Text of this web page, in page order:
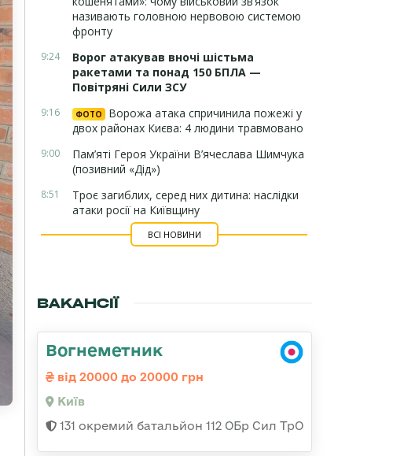
називають головною нервовою системою
фронту
9:24
Ворог атакував вночі шістьма
ракетами та понад 150 БПЛА —
Повітряні Сили ЗСУ
9:16 ФОТО
Ворожа атака спричинила пожежі у
двох районах Києва: 4 людини травмовано
9:00
Пам’яті Героя України В’ячеслава Шимчука
(позивний «Дід»)
8:51
Троє загиблих, серед них дитина: наслідки
атаки росії на Київщину
ВСІ НОВИНИ
ВАКАНСІЇ
Вогнеметник
від 20000 до 20000 грн
Київ
131 окремий батальйон 112 ОБр Сил ТрО